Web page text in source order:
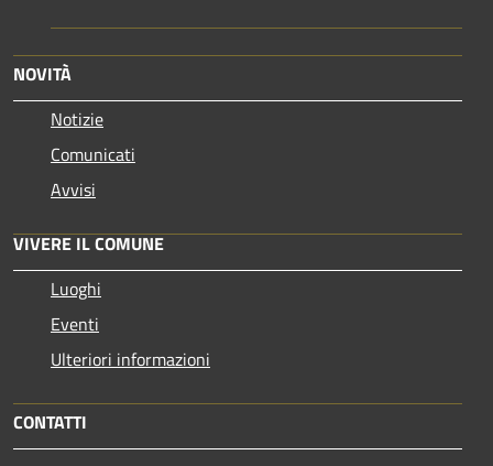
NOVITÀ
Notizie
Comunicati
Avvisi
VIVERE IL COMUNE
Luoghi
Eventi
Ulteriori informazioni
CONTATTI